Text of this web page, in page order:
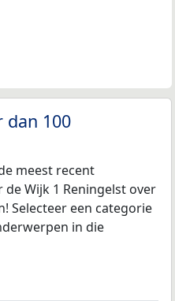
dan 100
meest recent
Wijk 1 Reningelst over
Selecteer een categorie
in die